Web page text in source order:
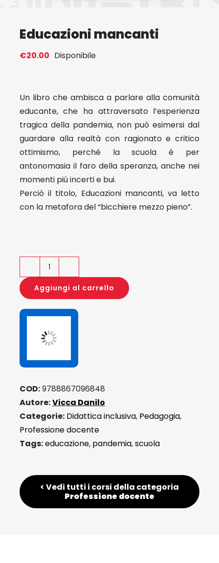
Educazioni mancanti
€20.00 Disponibile
Un libro che ambisca a parlare alla comunità
educante, che ha attraversato l’esperienza
tragica della pandemia, non può esimersi dal
guardare alla realtà con ragionato e critico
ottimismo, perché la scuola è per
antonomasia il faro della speranza, anche nei
momenti più incerti e bui.
Perciò il titolo, Educazioni mancanti, va letto
con la metafora del “bicchiere mezzo pieno”.
Educazioni
mancanti
quantità
Aggiungi al carrello
COD:9788867096848
Autore:Vicca Danilo
Categorie: Didattica inclusiva, Pedagogia,
Professione docente
Tags:educazione, pandemia,scuola
< Vedi tutti i corsi della categoria
Professione docente